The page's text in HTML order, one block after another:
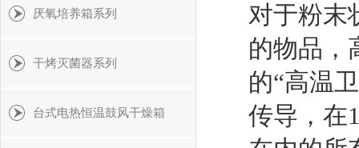
对于粉末
的物品，
的“高温
传导，在
厌氧培养箱系列
干烤灭菌器系列
台式电热恒温鼓风干燥箱